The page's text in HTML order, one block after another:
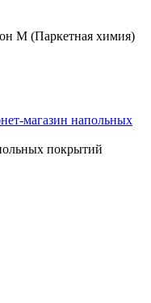
М (Паркетная химия)
покрытий